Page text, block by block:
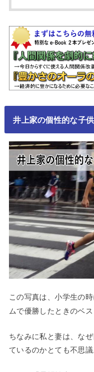
井上家の個性的な子
この写真は、小学生の
ムで優勝したときのベ
ちなみに私と妻は、な
ているのかとても不思